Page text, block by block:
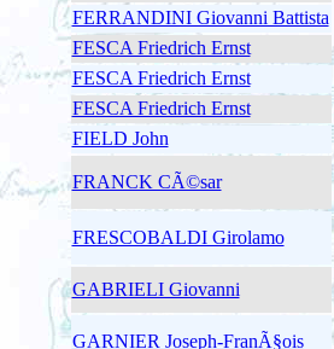
FERRANDINI Giovanni Battista
FESCA Friedrich Ernst
FESCA Friedrich Ernst
FESCA Friedrich Ernst
FIELD John
FRANCK CÃ©sar
FRESCOBALDI Girolamo
GABRIELI Giovanni
GARNIER Joseph-FranÃ§ois